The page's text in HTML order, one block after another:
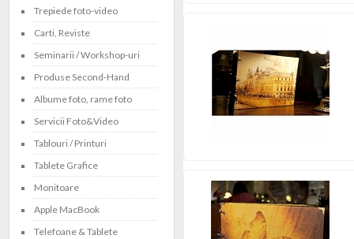
Trepiede foto-video
Carti, Reviste
Seminarii / Workshop-uri
Produse Second-Hand
Albume foto, rame foto
Servicii Foto&Video
Tablouri / Printuri
Tablete Grafice
Monitoare
Apple MacBook
Telefoane & Tablete